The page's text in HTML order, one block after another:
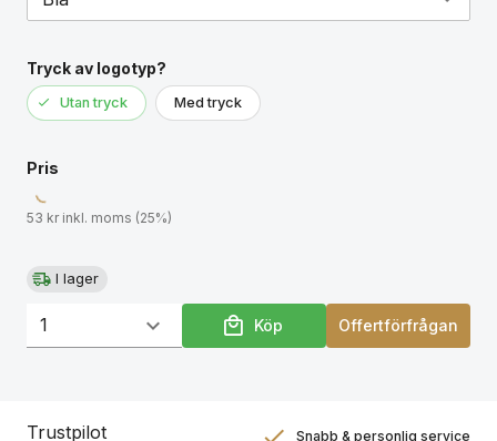
Tryck av logotyp?
Utan tryck Med tryck
Pris
53 kr inkl. moms (25%)
I lager
Köp Offertförfrågan
Trustpilot Snabb & personlig service